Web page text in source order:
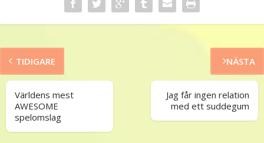
TIDIGARE
Världens mest
AWESOME
spelomslag
NÄSTA
Jag får ingen relation
med ett suddegum